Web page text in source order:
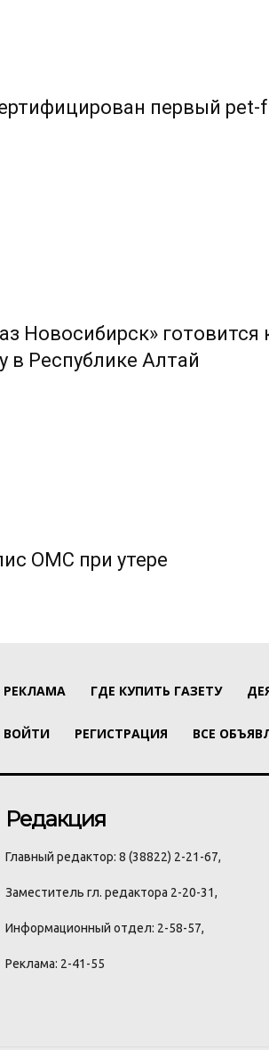
первый pet-
Новосибирск» готовится
в Республике Алтай
ОМС при утере
РЕКЛАМА ГДЕ КУПИТЬ ГАЗЕТУ
ВОЙТИ РЕГИСТРАЦИЯ ВСЕ
Редакция
Главный редактор: 8 (38822) 2-21-67,
Заместитель гл. редактора 2-20-31,
Информационный отдел: 2-58-57,
Реклама: 2-41-55